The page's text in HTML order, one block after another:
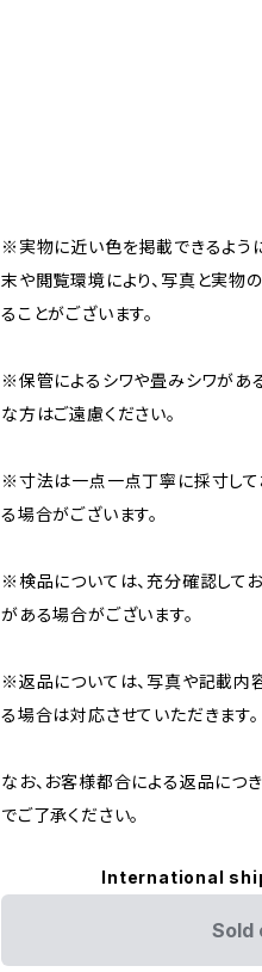
※実物に近い色を掲載できるよう
末や閲覧環境により、写真と実物
ることがございます。
※保管によるシワや畳みシワがあ
な方はご遠慮ください。
※寸法は一点一点丁寧に採寸して
る場合がございます。
※検品については、充分確認して
がある場合がございます。
※返品については、写真や記載内
る場合は対応させていただきます。
なお、お客様都合による返品につ
でご了承ください。
International
Sold